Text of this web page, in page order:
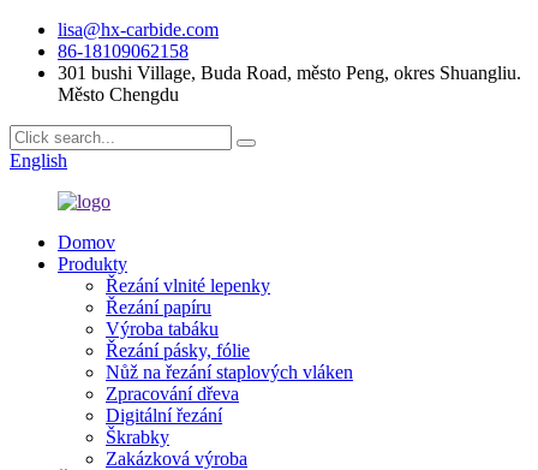
lisa@hx-carbide.com
86-18109062158
301 bushi Village, Buda Road, město Peng, okres Shuangliu.
Město Chengdu
English
Domov
Produkty
Řezání vlnité lepenky
Řezání papíru
Výroba tabáku
Řezání pásky, fólie
Nůž na řezání staplových vláken
Zpracování dřeva
Digitální řezání
Škrabky
Zakázková výroba